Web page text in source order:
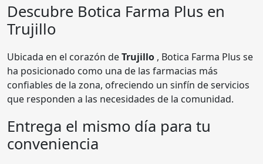
Descubre Botica Farma Plus en
Trujillo
Ubicada en el corazón deTrujillo , Botica Farma Plus se
ha posicionado como una de las farmacias más
confiables de la zona, ofreciendo un sinfín de servicios
que responden a las necesidades de la comunidad.
Entrega el mismo día para tu
conveniencia